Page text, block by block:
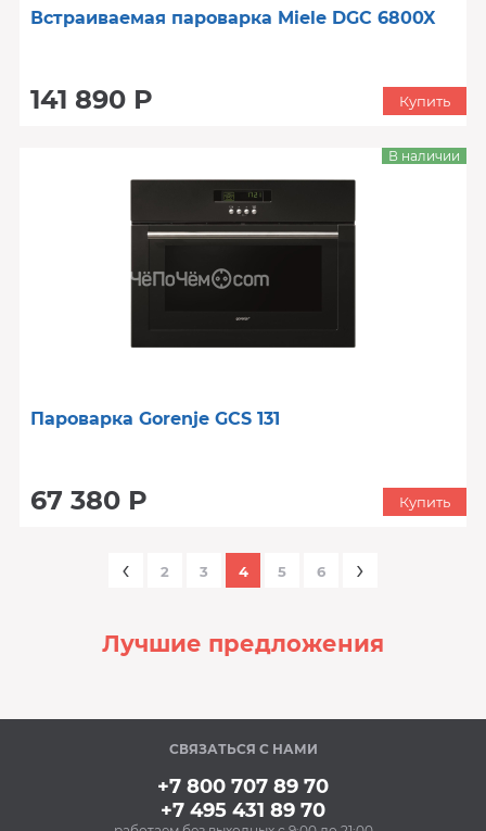
Встраиваемая пароварка Miele DGC 6800X
141 890 Р Купить
Пароварка Gorenje GCS 131
67 380 Р
В наличии
Купить
‹ 2 3 4 5 6 ›
Лучшие предложения
В наличии
СВЯЗАТЬСЯ С НАМИ
+7 800 707 89 70
+7 495 431 89 70